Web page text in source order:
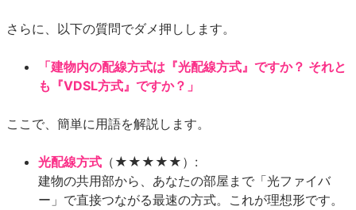
さらに、以下の質問でダメ押しします。
「建物内の配線方式は『光配線方式』ですか？ それと
も『VDSL方式』ですか？」
ここで、簡単に用語を解説します。
光配線方式 （★★★★★）:
建物の共用部から、あなたの部屋まで「光ファイバ
ー」で直接つながる最速の方式。これが理想形です。